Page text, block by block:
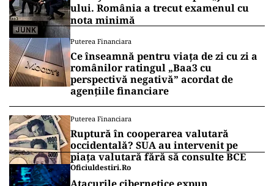
ului. România a trecut examenul cu
nota minimă
Puterea Financiara
Ce înseamnă pentru viața de zi cu zi a
românilor ratingul „Baa3 cu
perspectivă negativă” acordat de
agențiile financiare
Puterea Financiara
Ruptură în cooperarea valutară
occidentală? SUA au intervenit pe
piața valutară fără să consulte BCE
Oficiuldestiri.ro